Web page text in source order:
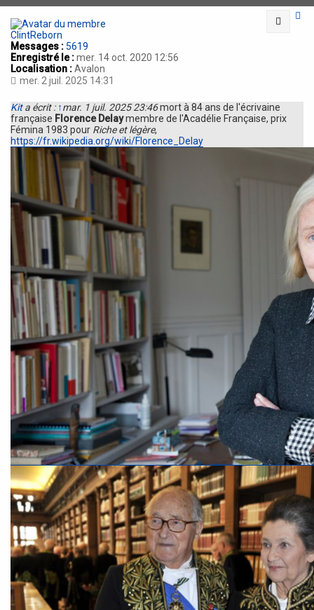
ClintReborn
Messages :5619
Enregistré le :mer. 14 oct. 2020 12:56
Localisation :Avalon
mer. 2 juil. 2025 14:31
Kita écrit : ↑mar. 1 juil. 2025 23:46mort à 84 ans de l'écrivaine
française Florence Delaymembre de l'Acadélie Française, prix
Fémina 1983 pour Riche et légère,
https://fr.wikipedia.org/wiki/Florence_Delay